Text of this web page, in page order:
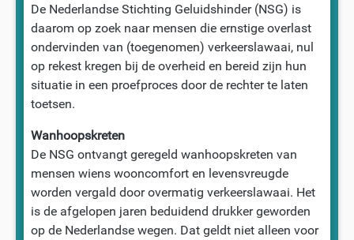
De Nederlandse Stichting Geluidshinder (NSG) is
daarom op zoek naar mensen die ernstige overlast
ondervinden van (toegenomen) verkeerslawaai, nul
op rekest kregen bij de overheid en bereid zijn hun
situatie in een proefproces door de rechter te laten
toetsen.
Wanhoopskreten
De NSG ontvangt geregeld wanhoopskreten van
mensen wiens wooncomfort en levensvreugde
worden vergald door overmatig verkeerslawaai. Het
is de afgelopen jaren beduidend drukker geworden
op de Nederlandse wegen. Dat geldt niet alleen voor